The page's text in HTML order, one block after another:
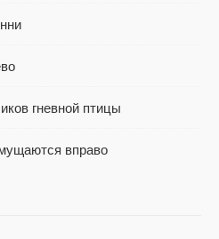
гневной птицы
вправо